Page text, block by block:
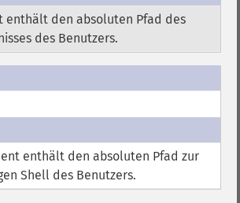
enthält den absoluten Pfad des
des Benutzers.
enthält den absoluten Pfad zur
Shell des Benutzers.